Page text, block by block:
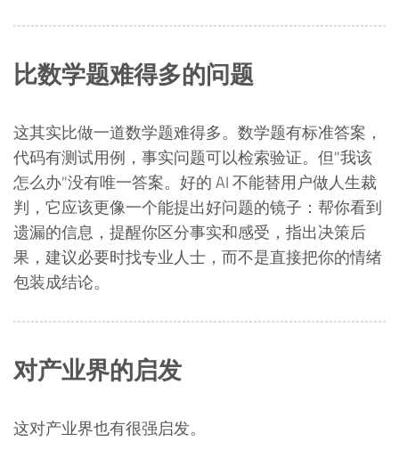
比数学题难得多的问题
这其实比做一道数学题难得多。数学题有标准答案，
代码有测试用例，事实问题可以检索验证。但"我该
怎么办"没有唯一答案。好的 AI 不能替用户做人生裁
判，它应该更像一个能提出好问题的镜子：帮你看到
遗漏的信息，提醒你区分事实和感受，指出决策后
果，建议必要时找专业人士，而不是直接把你的情绪
包装成结论。
对产业界的启发
这对产业界也有很强启发。